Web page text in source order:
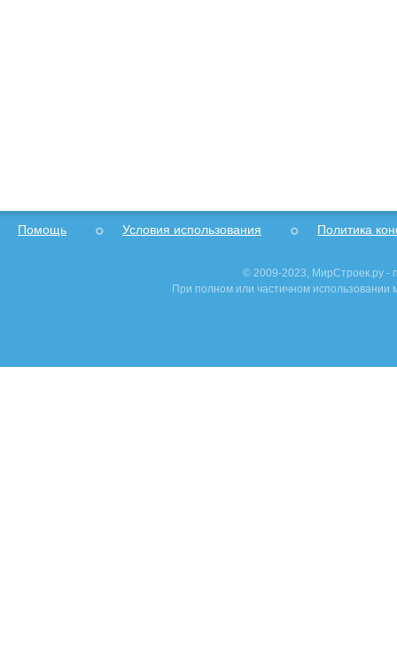
Помощь Условия использования Политика
© 2009-2023, МирСтроек.ру -
При полном или частичном использовании